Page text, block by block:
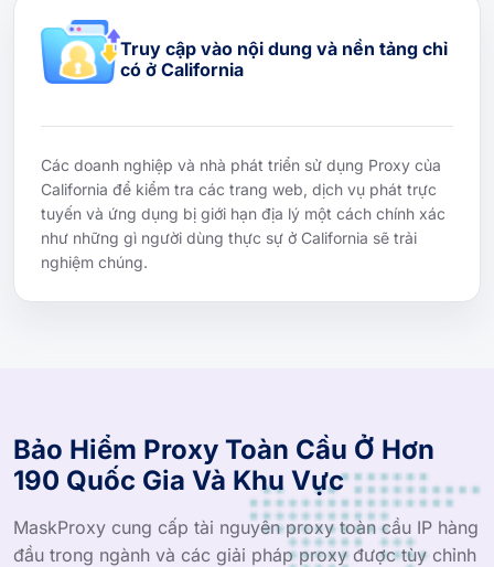
Truy cập vào nội dung và nền tảng chỉ
có ở California
Các doanh nghiệp và nhà phát triển sử dụng Proxy của
California để kiểm tra các trang web, dịch vụ phát trực
tuyến và ứng dụng bị giới hạn địa lý một cách chính xác
như những gì người dùng thực sự ở California sẽ trải
nghiệm chúng.
Bảo Hiểm Proxy Toàn Cầu Ở Hơn
190 Quốc Gia Và Khu Vực
MaskProxy cung cấp tài nguyên proxy toàn cầu IP hàng
đầu trong ngành và các giải pháp proxy được tùy chỉnh